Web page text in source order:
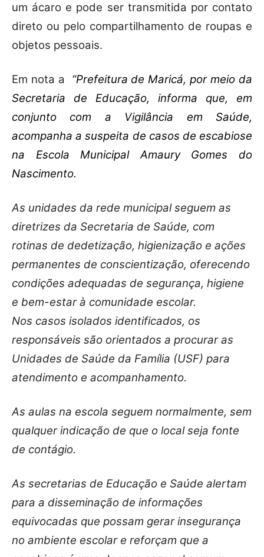
um ácaro e pode ser transmitida por contato
direto ou pelo compartilhamento de roupas e
objetos pessoais.
Em nota a
“Prefeitura de Maricá, por meio da
Secretaria de Educação, informa que, em
conjunto com a Vigilância em Saúde,
acompanha a suspeita de casos de escabiose
na Escola Municipal Amaury Gomes do
Nascimento.
As unidades da rede municipal seguem as
diretrizes da Secretaria de Saúde, com
rotinas de dedetização, higienização e ações
permanentes de conscientização, oferecendo
condições adequadas de segurança, higiene
e bem-estar à comunidade escolar.
Nos casos isolados identificados, os
responsáveis são orientados a procurar as
Unidades de Saúde da Família (USF) para
atendimento e acompanhamento.
As aulas na escola seguem normalmente, sem
qualquer indicação de que o local seja fonte
de contágio.
As secretarias de Educação e Saúde alertam
para a disseminação de informações
equivocadas que possam gerar insegurança
no ambiente escolar e reforçam que a